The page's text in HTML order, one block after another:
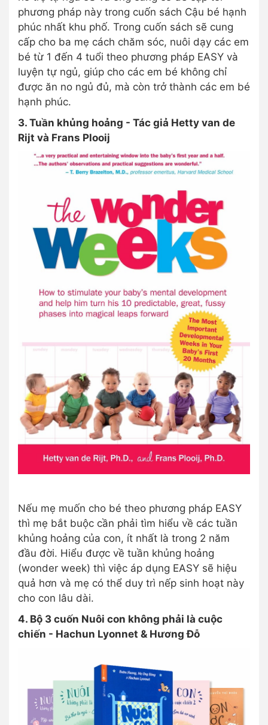
phương pháp này trong cuốn sách Cậu bé hạnh
phúc nhất khu phố. Trong cuốn sách sẽ cung
cấp cho ba mẹ cách chăm sóc, nuôi dạy các em
bé từ 1 đến 4 tuổi theo phương pháp EASY và
luyện tự ngủ, giúp cho các em bé không chỉ
được ăn no ngủ đủ, mà còn trở thành các em bé
hạnh phúc.
3. Tuần khủng hoảng - Tác giả Hetty van de
Rijt và Frans Plooij
Nếu mẹ muốn cho bé theo phương pháp EASY
thì mẹ bắt buộc cần phải tìm hiểu về các tuần
khủng hoảng của con, ít nhất là trong 2 năm
đầu đời. Hiểu được về tuần khủng hoảng
(wonder week) thì việc áp dụng EASY sẽ hiệu
quả hơn và mẹ có thể duy trì nếp sinh hoạt này
cho con lâu dài.
4. Bộ 3 cuốn Nuôi con không phải là cuộc
chiến - Hachun Lyonnet & Hương Đỗ